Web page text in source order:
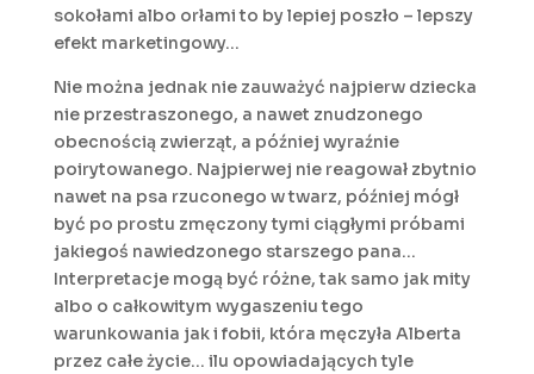
sokołami albo orłami to by lepiej poszło – lepszy
efekt marketingowy…
Nie można jednak nie zauważyć najpierw dziecka
nie przestraszonego, a nawet znudzonego
obecnością zwierząt, a później wyraźnie
poirytowanego. Najpierwej nie reagował zbytnio
nawet na psa rzuconego w twarz, później mógł
być po prostu zmęczony tymi ciągłymi próbami
jakiegoś nawiedzonego starszego pana…
Interpretacje mogą być różne, tak samo jak mity
albo o całkowitym wygaszeniu tego
warunkowania jak i fobii, która męczyła Alberta
przez całe życie… ilu opowiadających tyle